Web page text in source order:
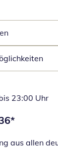
23:00 Uhr
*
aus allen